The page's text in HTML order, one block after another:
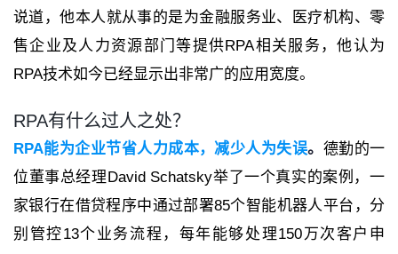
说道，他本人就从事的是为金融服务业、医疗机构、零
售企业及人力资源部门等提供RPA相关服务，他认为
RPA技术如今已经显示出非常广的应用宽度。
RPA有什么过人之处？
RPA能为企业节省人力成本，减少人为失误。 德勤的一
位董事总经理David Schatsky举了一个真实的案例，一
家银行在借贷程序中通过部署85个智能机器人平台，分
别管控13个业务流程，每年能够处理150万次客户申